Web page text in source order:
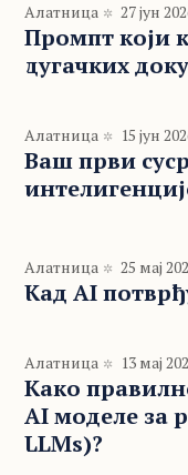
Алатница 27 јун
Промпт који
дугачких
Алатница 15 јун
Ваш први
Алатница 25 мај
Кад AI
Алатница 13 мај
Како
AI моделе за
LLMs)?